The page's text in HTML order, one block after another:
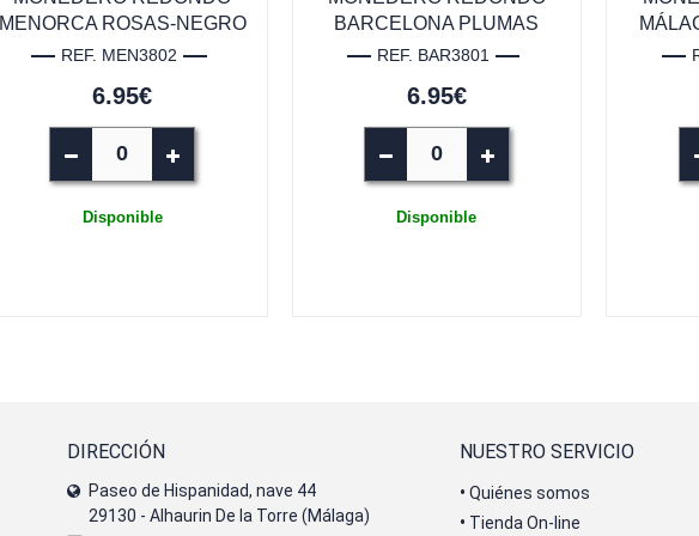
MENORCA ROSAS-NEGRO
REF. MEN3802
6.95€
Disponible
BARCELONA PLUMAS
REF. BAR3801
6.95€
Disponible
DIRECCIÓN
Paseo de Hispanidad, nave 44
29130 - Alhaurin De la Torre (Málaga)
NUESTRO SERVICIO
• Quiénes somos
• Tienda On-line